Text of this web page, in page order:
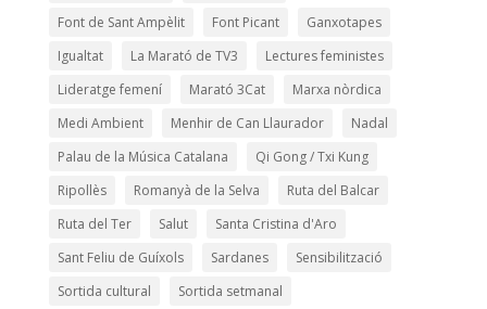
Font de Sant Ampèlit
Font Picant
Ganxotapes
Igualtat
La Marató de TV3
Lectures feministes
Lideratge femení
Marató 3Cat
Marxa nòrdica
Medi Ambient
Menhir de Can Llaurador
Nadal
Palau de la Música Catalana
Qi Gong / Txi Kung
Ripollès
Romanyà de la Selva
Ruta del Balcar
Ruta del Ter
Salut
Santa Cristina d'Aro
Sant Feliu de Guíxols
Sardanes
Sensibilització
Sortida cultural
Sortida setmanal